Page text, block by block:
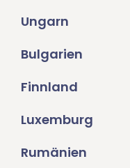
Ungarn
Bulgarien
Finnland
Luxemburg
Rumänien